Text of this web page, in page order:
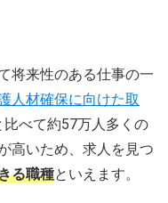
将来性のある仕事の一
人材確保に向けた取
比べて約57万人多くの
高いため、求人を見つ
る職種といえます。